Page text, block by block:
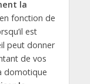
la
en fonction de
est
peut donner
de vos
domotique